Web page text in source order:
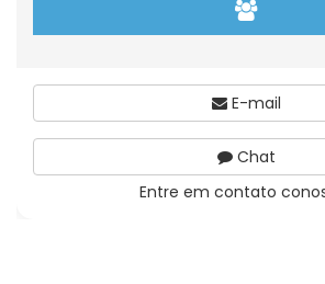
E-mail
Chat
Entre em contato